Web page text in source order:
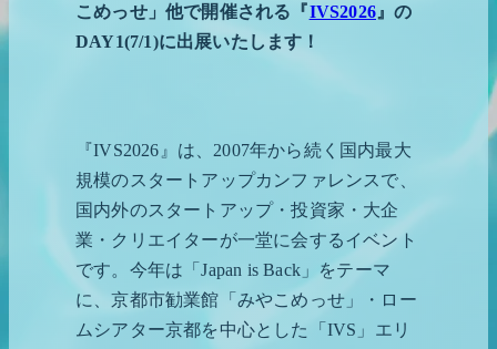
こめっせ」他で開催される『IVS2026』の
DAY1(7/1)に出展いたします！
『IVS2026』は、2007年から続く国内最大
規模のスタートアップカンファレンスで、
国内外のスタートアップ・投資家・大企
業・クリエイターが一堂に会するイベント
です。今年は「Japan is Back」をテーマ
に、京都市勧業館「みやこめっせ」・ロー
ムシアター京都を中心とした「IVS」エリ